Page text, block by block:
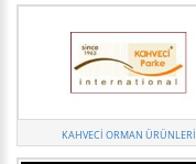
KAHVECI ORMAN ÜRÜNLERI